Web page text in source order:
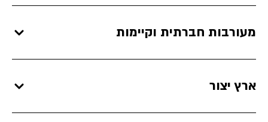
מעורבות חברתית וקיימות
ארץ יצור